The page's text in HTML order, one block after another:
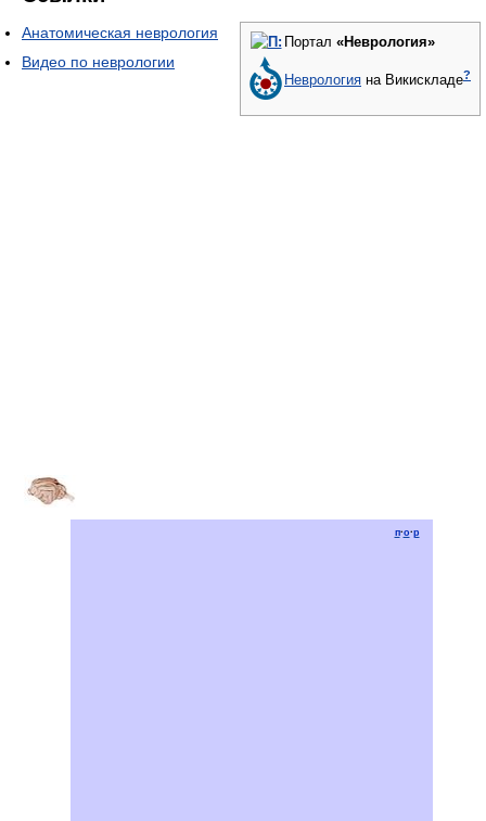
Портал «Неврология»
Неврология на Викискладе?
Анатомическая неврология
Видео по неврологии
п·о·р